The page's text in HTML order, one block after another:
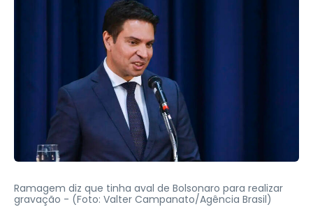
Ramagem diz que tinha aval de Bolsonaro para realizar
gravação - (Foto: Valter Campanato/Agência Brasil)